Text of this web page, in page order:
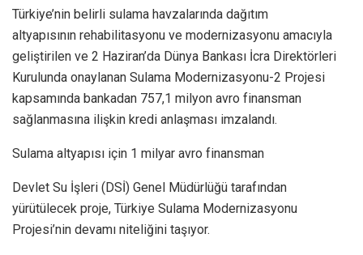
Türkiye’nin belirli sulama havzalarında dağıtım
altyapısının rehabilitasyonu ve modernizasyonu amacıyla
geliştirilen ve 2 Haziran’da Dünya Bankası İcra Direktörleri
Kurulunda onaylanan Sulama Modernizasyonu-2 Projesi
kapsamında bankadan 757,1 milyon avro finansman
sağlanmasına ilişkin kredi anlaşması imzalandı.
Sulama altyapısı için 1 milyar avro finansman
Devlet Su İşleri (DSİ) Genel Müdürlüğü tarafından
yürütülecek proje, Türkiye Sulama Modernizasyonu
Projesi’nin devamı niteliğini taşıyor.